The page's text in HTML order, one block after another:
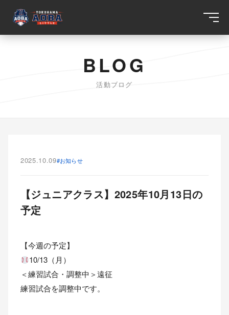
BLOG
活動ブログ
2025.10.09#お知らせ
【ジュニアクラス】2025年10月13日の
予定
【今週の予定】
10/13（月）
＜練習試合・調整中＞遠征
練習試合を調整中です。